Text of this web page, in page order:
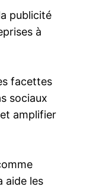
publicité
à
facettes
sociaux
amplifier
aide les